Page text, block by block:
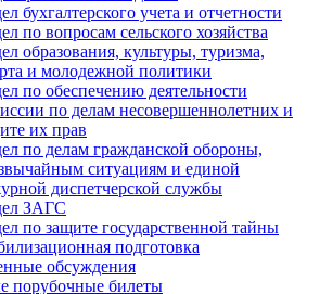
бухгалтерского учета и отчетности
по вопросам сельского хозяйства
образования, культуры, туризма,
и молодежной политики
по обеспечению деятельности
по делам несовершеннолетних и
их прав
по делам гражданской обороны,
ситуациям и единой
диспетчерской службы
ЗАГС
по защите государственной тайны
подготовка
обсуждения
порубочные билеты